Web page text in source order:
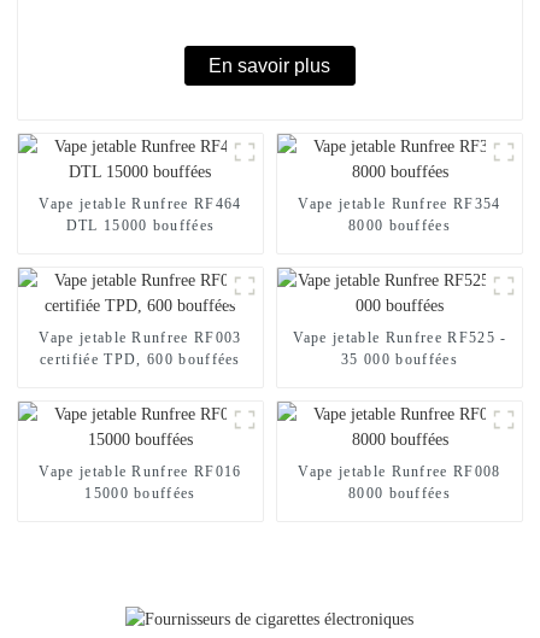
En savoir plus
Vape jetable Runfree RF464
DTL 15000 bouffées
Vape jetable Runfree RF354
8000 bouffées
Vape jetable Runfree RF003
certifiée TPD, 600 bouffées
Vape jetable Runfree RF525 -
35 000 bouffées
Vape jetable Runfree RF016
15000 bouffées
Vape jetable Runfree RF008
8000 bouffées